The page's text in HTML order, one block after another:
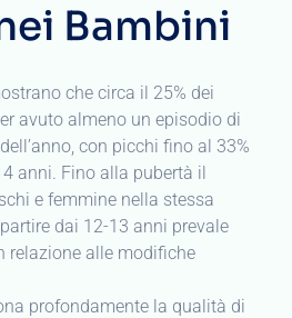
Bambini
che circa il 25% dei
avuto almeno un episodio di
con picchi fino al 33%
anni. Fino alla pubertà il
e femmine nella stessa
dai 12-13 anni prevale
relazione alle modifiche
profondamente la qualità di